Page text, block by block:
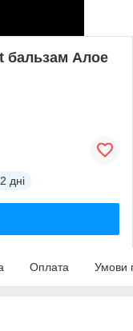
бальзам Алое
дні
Оплата Умови